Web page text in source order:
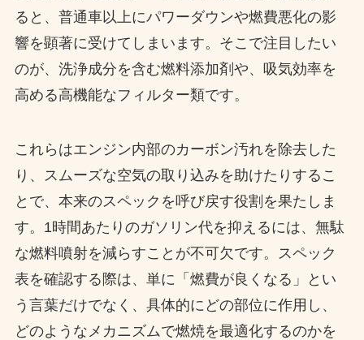
ると、普通車以上にパワーダウンや燃費悪化の影
響を顕著に受けてしまいます。そこで注目したい
のが、洗浄成分を含む燃料添加剤や、吸気効率を
高める高機能なフィルター類です。
これらはエンジン内部のカーボン汚れを除去した
り、スムーズな空気の取り込みを助けたりするこ
とで、本来のスペックを呼び戻す役割を果たしま
す。1時間あたりのガソリン代を抑えるには、無駄
な燃料噴射を減らすことが不可欠です。スペック
表を確認する際は、単に「燃費が良くなる」とい
う言葉だけでなく、具体的にどの部位に作用し、
どのようなメカニズムで燃焼を最適化するのかを